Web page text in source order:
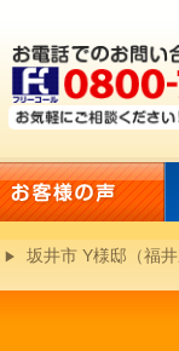
坂井市 Y様邸（福井